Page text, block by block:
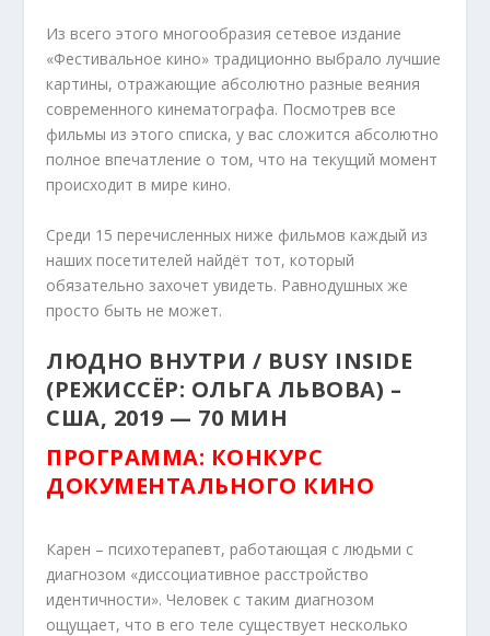
Из всего этого многообразия сетевое издание
«Фестивальное кино» традиционно выбрало лучшие
картины, отражающие абсолютно разные веяния
современного кинематографа. Посмотрев все
фильмы из этого списка, у вас сложится абсолютно
полное впечатление о том, что на текущий момент
происходит в мире кино.
Среди 15 перечисленных ниже фильмов каждый из
наших посетителей найдёт тот, который
обязательно захочет увидеть. Равнодушных же
просто быть не может.
ЛЮДНО ВНУТРИ / BUSY INSIDE
(РЕЖИССЁР: ОЛЬГА ЛЬВОВА) –
США, 2019 — 70 МИН
ПРОГРАММА: КОНКУРС
ДОКУМЕНТАЛЬНОГО КИНО
Карен – психотерапевт, работающая с людьми с
диагнозом «диссоциативное расстройство
идентичности». Человек с таким диагнозом
ощущает, что в его теле существует несколько